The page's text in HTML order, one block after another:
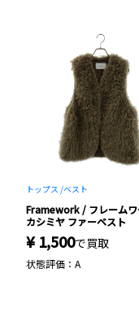
トップス /ベスト
Framework / フレームワ
カシミヤ ファーベスト
¥ 1,500で買取
状態評価：A